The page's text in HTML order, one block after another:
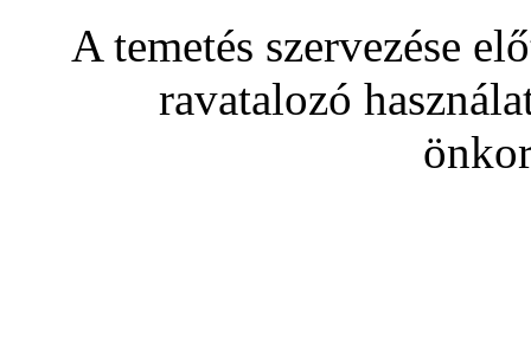
A temetés szervezése
ravatalozó